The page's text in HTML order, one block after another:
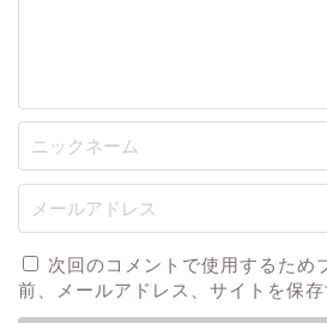
次回のコメントで使用するため
前、メールアドレス、サイトを保存